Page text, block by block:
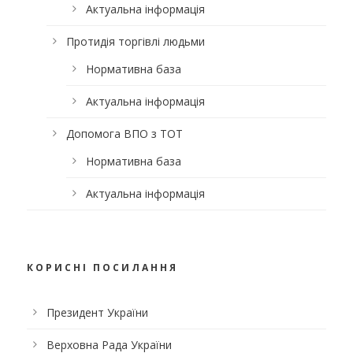
Актуальна інформація
Протидія торгівлі людьми
Нормативна база
Актуальна інформація
Допомога ВПО з ТОТ
Нормативна база
Актуальна інформація
КОРИСНІ ПОСИЛАННЯ
Президент України
Верховна Рада України